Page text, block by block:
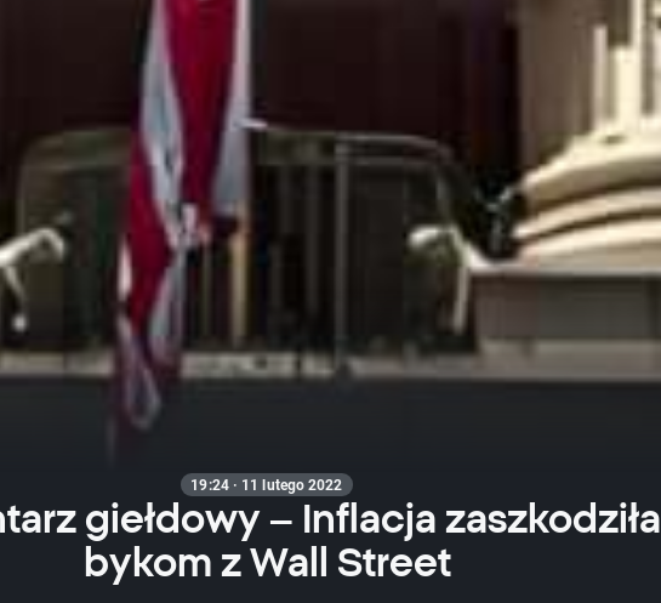
19:24 · 11 lutego 2022
giełdowy – Inflacja zaszkodziła
bykom z Wall Street